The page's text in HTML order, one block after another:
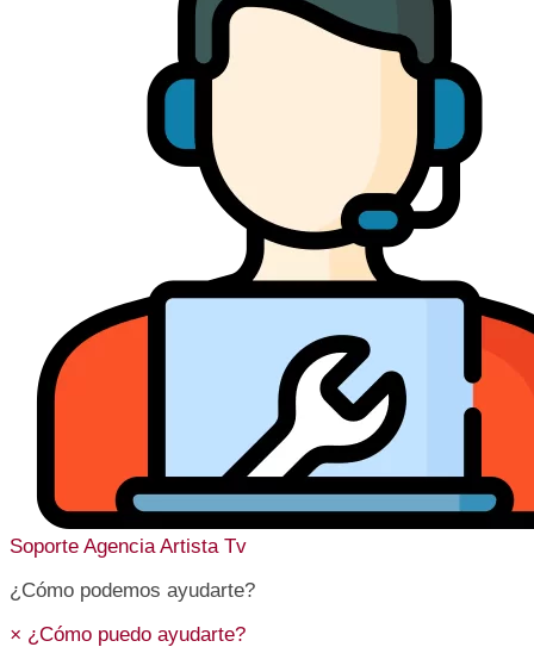
Soporte Agencia Artista Tv
¿Cómo podemos ayudarte?
× ¿Cómo puedo ayudarte?